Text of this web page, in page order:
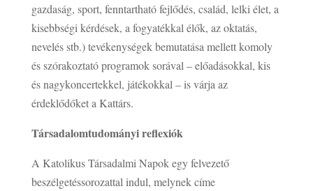
gazdaság, sport, fenntartható fejlődés, család, lelki élet, a
kisebbségi kérdések, a fogyatékkal élők, az oktatás,
nevelés stb.) tevékenységek bemutatása mellett komoly
és szórakoztató programok sorával – előadásokkal, kis
és nagykoncertekkel, játékokkal – is várja az
érdeklődőket a Kattárs.
Társadalomtudományi reflexiók
A Katolikus Társadalmi Napok egy felvezető
beszélgetéssorozattal indul, melynek címe